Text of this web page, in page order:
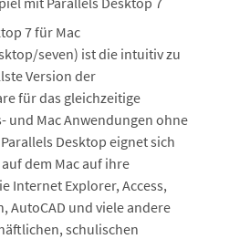
7 für Mac
seven) ist die intuitiv zu
Version der
für das gleichzeitige
und Mac Anwendungen ohne
Desktop eignet sich
dem Mac auf ihre
Internet Explorer, Access,
AutoCAD und viele andere
schulischen